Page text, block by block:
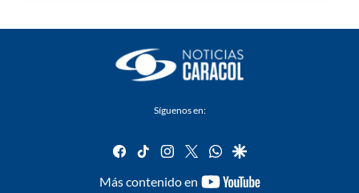
Síguenos en:
facebook
tiktok instagram
twitterwhatsapp
google
Más contenido en
youtube-